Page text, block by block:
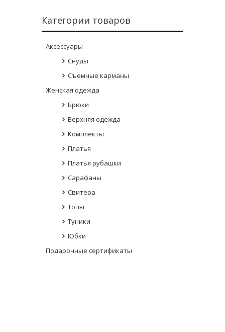
Категории товаров
Аксессуары
Снуды
Съемные карманы
Женская одежда
Брюки
Верхняя одежда
Комплекты
Платья
Платья рубашки
Сарафаны
Свитера
Топы
Туники
Юбки
Подарочные сертификаты